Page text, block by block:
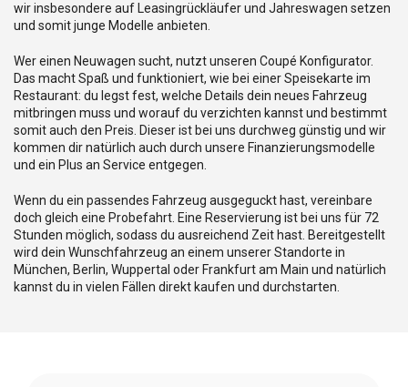
wir insbesondere auf Leasingrückläufer und Jahreswagen setzen
und somit junge Modelle anbieten.
Wer einen Neuwagen sucht, nutzt unseren Coupé Konfigurator.
Das macht Spaß und funktioniert, wie bei einer Speisekarte im
Restaurant: du legst fest, welche Details dein neues Fahrzeug
mitbringen muss und worauf du verzichten kannst und bestimmt
somit auch den Preis. Dieser ist bei uns durchweg günstig und wir
kommen dir natürlich auch durch unsere Finanzierungsmodelle
und ein Plus an Service entgegen.
Wenn du ein passendes Fahrzeug ausgeguckt hast, vereinbare
doch gleich eine Probefahrt. Eine Reservierung ist bei uns für 72
Stunden möglich, sodass du ausreichend Zeit hast. Bereitgestellt
wird dein Wunschfahrzeug an einem unserer Standorte in
München, Berlin, Wuppertal oder Frankfurt am Main und natürlich
kannst du in vielen Fällen direkt kaufen und durchstarten.